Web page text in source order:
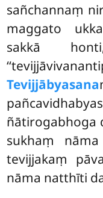
sañchannaṃ
maggato
sakkā
Tevijjābyasana
ñātirogabhoga
sukhaṃ
tevijjakaṃ
nāma natthīti